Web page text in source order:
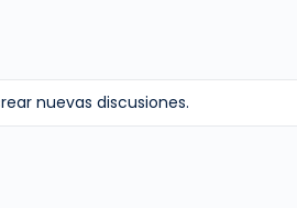
nuevas discusiones.